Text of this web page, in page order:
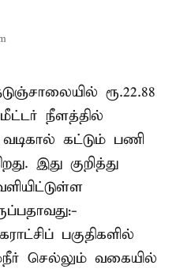
ரூ.22.88
மீட்டர் நீளத்தில்
கட்டும் பணி
இது குறித்து
பகுதிகளில்
செல்லும் வகையில்